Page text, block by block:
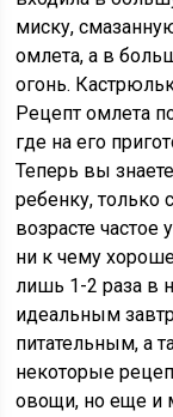
миску,
омлета, а в
огонь.
Рецепт омлета
где на его
Теперь вы
ребенку, только
возрасте
ни к чему
лишь 1-2 раза в
идеальным
питательным, а
некоторые
овощи, но еще и